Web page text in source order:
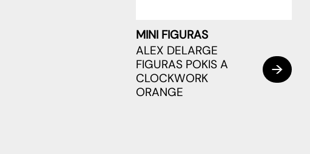
MINI FIGURAS
ALEX DELARGE
FIGURAS POKIS A
CLOCKWORK
ORANGE